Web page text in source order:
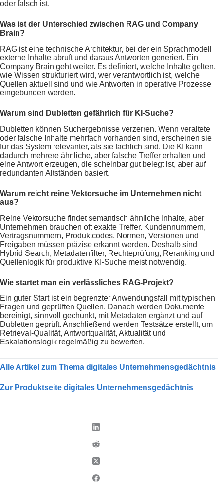
oder falsch ist.
Was ist der Unterschied zwischen RAG und Company
Brain?
RAG ist eine technische Architektur, bei der ein Sprachmodell
externe Inhalte abruft und daraus Antworten generiert. Ein
Company Brain geht weiter. Es definiert, welche Inhalte gelten,
wie Wissen strukturiert wird, wer verantwortlich ist, welche
Quellen aktuell sind und wie Antworten in operative Prozesse
eingebunden werden.
Warum sind Dubletten gefährlich für KI-Suche?
Dubletten können Suchergebnisse verzerren. Wenn veraltete
oder falsche Inhalte mehrfach vorhanden sind, erscheinen sie
für das System relevanter, als sie fachlich sind. Die KI kann
dadurch mehrere ähnliche, aber falsche Treffer erhalten und
eine Antwort erzeugen, die scheinbar gut belegt ist, aber auf
redundanten Altständen basiert.
Warum reicht reine Vektorsuche im Unternehmen nicht
aus?
Reine Vektorsuche findet semantisch ähnliche Inhalte, aber
Unternehmen brauchen oft exakte Treffer. Kundennummern,
Vertragsnummern, Produktcodes, Normen, Versionen und
Freigaben müssen präzise erkannt werden. Deshalb sind
Hybrid Search, Metadatenfilter, Rechteprüfung, Reranking und
Quellenlogik für produktive KI-Suche meist notwendig.
Wie startet man ein verlässliches RAG-Projekt?
Ein guter Start ist ein begrenzter Anwendungsfall mit typischen
Fragen und geprüften Quellen. Danach werden Dokumente
bereinigt, sinnvoll gechunkt, mit Metadaten ergänzt und auf
Dubletten geprüft. Anschließend werden Testsätze erstellt, um
Retrieval-Qualität, Antwortqualität, Aktualität und
Eskalationslogik regelmäßig zu bewerten.
Alle Artikel zum Thema digitales Unternehmensgedächtnis
Zur Produktseite digitales Unternehmensgedächtnis